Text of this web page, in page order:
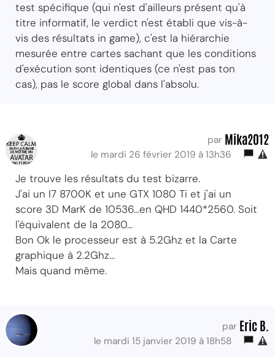
test spécifique (qui n'est d'ailleurs présent qu'à
titre informatif, le verdict n'est établi que vis-à-
vis des résultats in game), c'est la hiérarchie
mesurée entre cartes sachant que les conditions
d'exécution sont identiques (ce n'est pas ton
cas), pas le score global dans l'absolu.
par Mika2012
le mardi 26 février 2019 à 13h36
Je trouve les résultats du test bizarre.
J'ai un I7 8700K et une GTX 1080 Ti et j'ai un
score 3D MarK de 10536...en QHD 1440*2560. Soit
l'équivalent de la 2080...
Bon Ok le processeur est à 5.2Ghz et la Carte
graphique à 2.2Ghz...
Mais quand même.
par Eric B.
le mardi 15 janvier 2019 à 18h58